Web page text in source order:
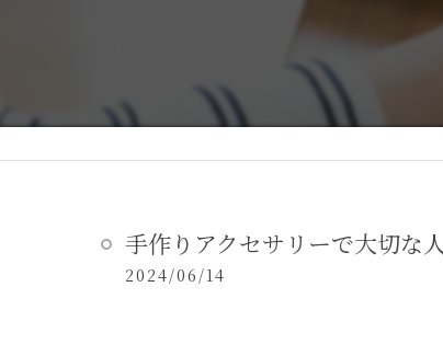
手作りアクセサリーで大切な
2024/06/14